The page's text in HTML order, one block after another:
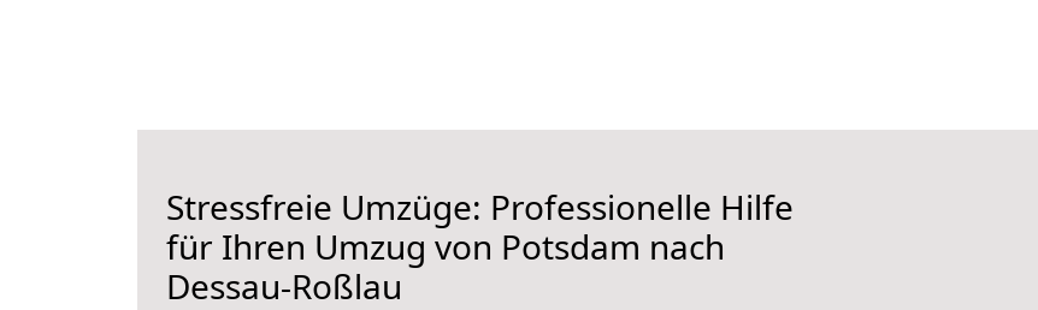
Stressfreie Umzüge: Professionelle Hilfe
für Ihren Umzug von Potsdam nach
Dessau-Roßlau